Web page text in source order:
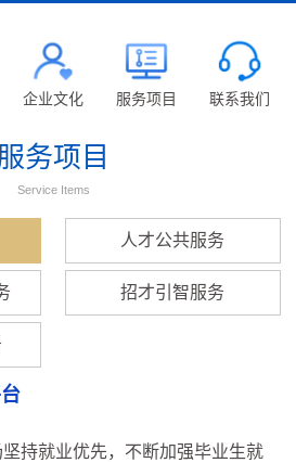
企业文化 服务项目 联系我们
务项目
Service Items
人才公共服务
招才引智服务
就业优先，不断加强毕业生就